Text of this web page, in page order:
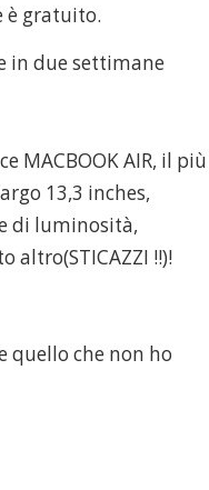
è gratuito.
in due settimane
MACBOOK AIR, il più
13,3 inches,
di luminosità,
altro(STICAZZI !!)!
quello che non ho